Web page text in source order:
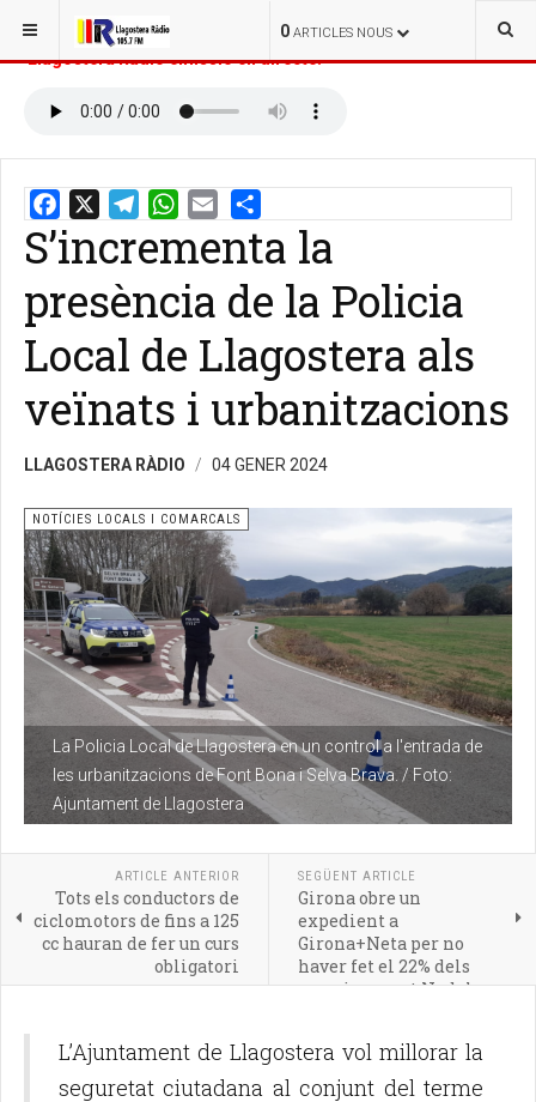
0 ARTICLES NOUS
ESTÀS AQUÍ: INICI
Llagostera Ràdio emissió en directe:
Share
S’incrementa la
presència de la Policia
Local de Llagostera als
veïnats i urbanitzacions
LLAGOSTERA RÀDIO 04 GENER 2024
La Policia Local de Llagostera en un control a l'entrada de
les urbanitzacions de Font Bona i Selva Brava. / Foto:
Ajuntament de Llagostera
NOTÍCIES LOCALS I COMARCALS
ARTICLE ANTERIOR
Tots els conductors de
ciclomotors de fins a 125
cc hauran de fer un curs
obligatori
SEGÜENT ARTICLE
Girona obre un
expedient a
Girona+Neta per no
haver fet el 22% dels
serveis aquest Nadal
L’Ajuntament de Llagostera vol millorar la
seguretat ciutadana al conjunt del terme